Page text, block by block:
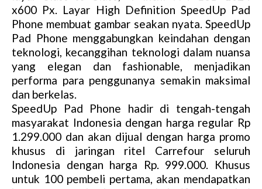
x600 Px. Layar High Definition SpeedUp Pad
Phone membuat gambar seakan nyata. SpeedUp
Pad Phone menggabungkan keindahan dengan
teknologi, kecanggihan teknologi dalam nuansa
yang elegan dan fashionable, menjadikan
performa para penggunanya semakin maksimal
dan berkelas.
SpeedUp Pad Phone hadir di tengah-tengah
masyarakat Indonesia dengan harga regular Rp
1.299.000 dan akan dijual dengan harga promo
khusus di jaringan ritel Carrefour seluruh
Indonesia dengan harga Rp. 999.000. Khusus
untuk 100 pembeli pertama, akan mendapatkan